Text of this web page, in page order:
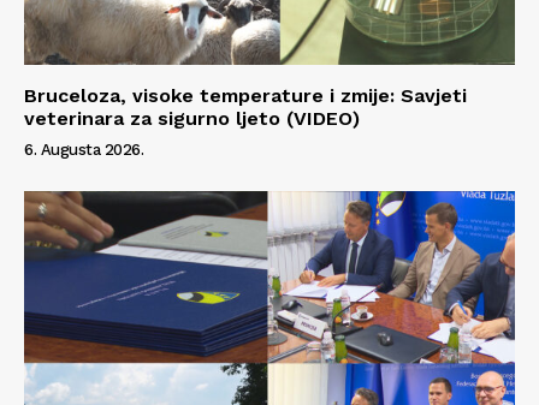
Bruceloza, visoke temperature i zmije: Savjeti
veterinara za sigurno ljeto (VIDEO)
6. Augusta 2026.